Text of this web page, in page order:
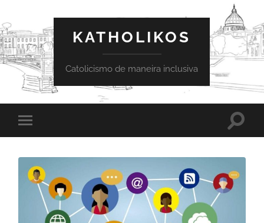
KATHOLIKOS
Catolicismo de maneira inclusiva
Toggle
mobile
Toggle